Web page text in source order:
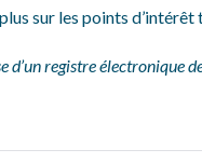
sur les points
d’un registre électronique